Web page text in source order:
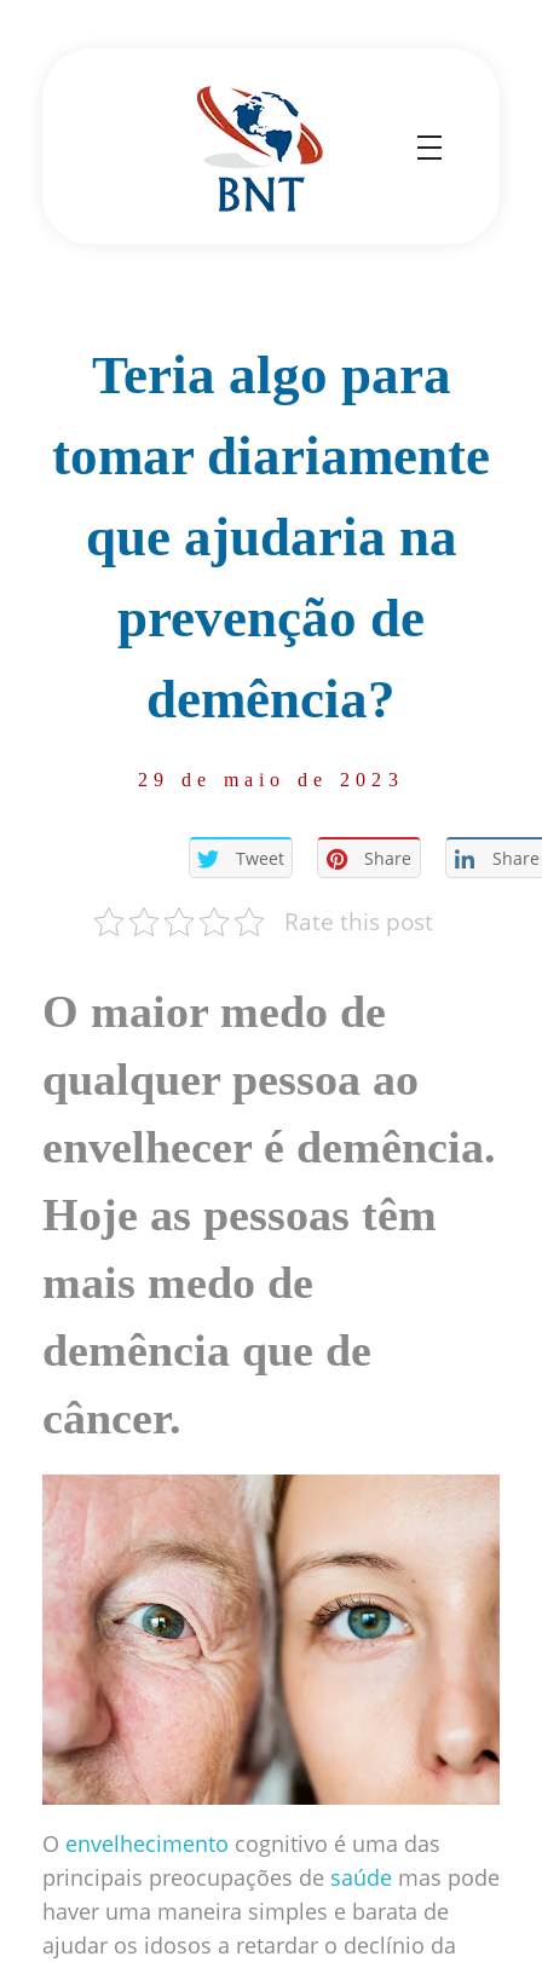
Teria algo para
tomar diariamente
que ajudaria na
prevenção de
demência?
29 de maio de 2023
Tweet Share Share
Rate this post
O maior medo de
qualquer pessoa ao
envelhecer é demência.
Hoje as pessoas têm
mais medo de
demência que de
câncer.
O envelhecimento cognitivo é uma das
principais preocupações de saúde mas pode
haver uma maneira simples e barata de
ajudar os idosos a retardar o declínio da